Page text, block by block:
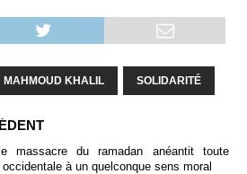
MAHMOUD KHALIL SOLIDARITÉ
massacre du ramadan anéantit toute
à un quelconque sens moral